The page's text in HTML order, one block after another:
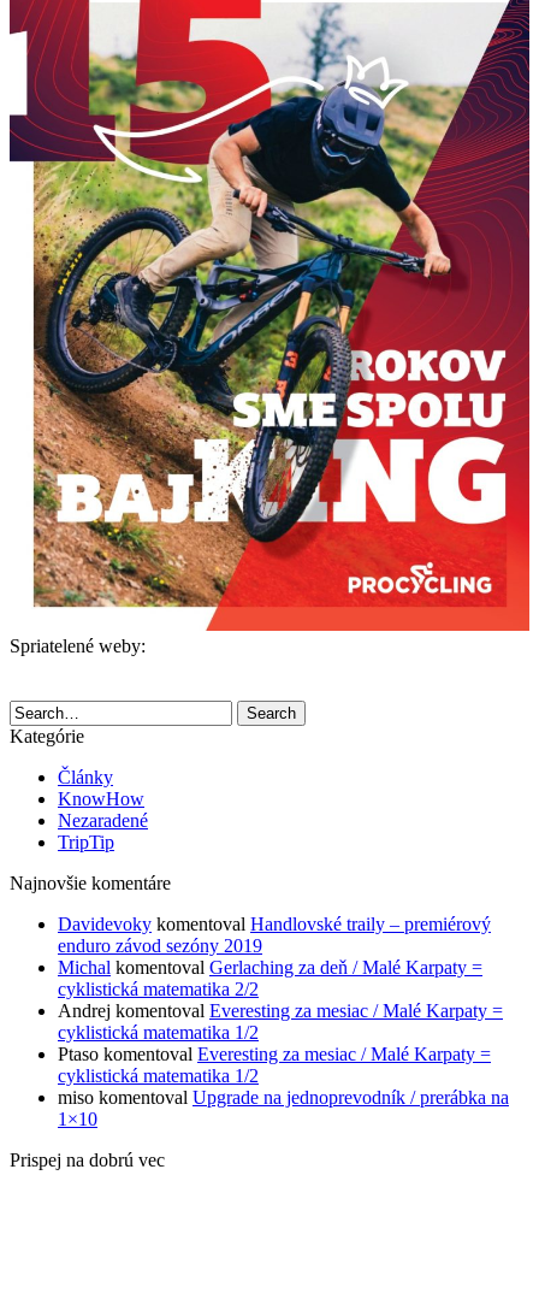
Spriatelené weby:
Search
Kategórie
Články
KnowHow
Nezaradené
TripTip
Najnovšie komentáre
Davidevoky komentoval Handlovské traily – premiérový
enduro závod sezóny 2019
Michal komentoval Gerlaching za deň / Malé Karpaty =
cyklistická matematika 2/2
Andrej komentoval Everesting za mesiac / Malé Karpaty =
cyklistická matematika 1/2
Ptaso komentoval Everesting za mesiac / Malé Karpaty =
cyklistická matematika 1/2
miso komentoval Upgrade na jednoprevodník / prerábka na
1×10
Prispej na dobrú vec